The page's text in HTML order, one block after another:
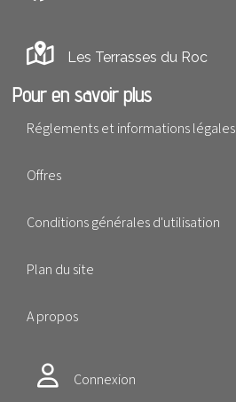
Les Terrasses du Roc
Pour en savoir plus
Réglements et informations légales
Offres
Conditions générales d'utilisation
Plan du site
A propos
Connexion